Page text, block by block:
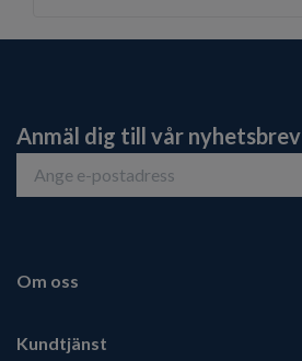
Anmäl dig till vår nyhetsbrev
Om oss
Kundtjänst